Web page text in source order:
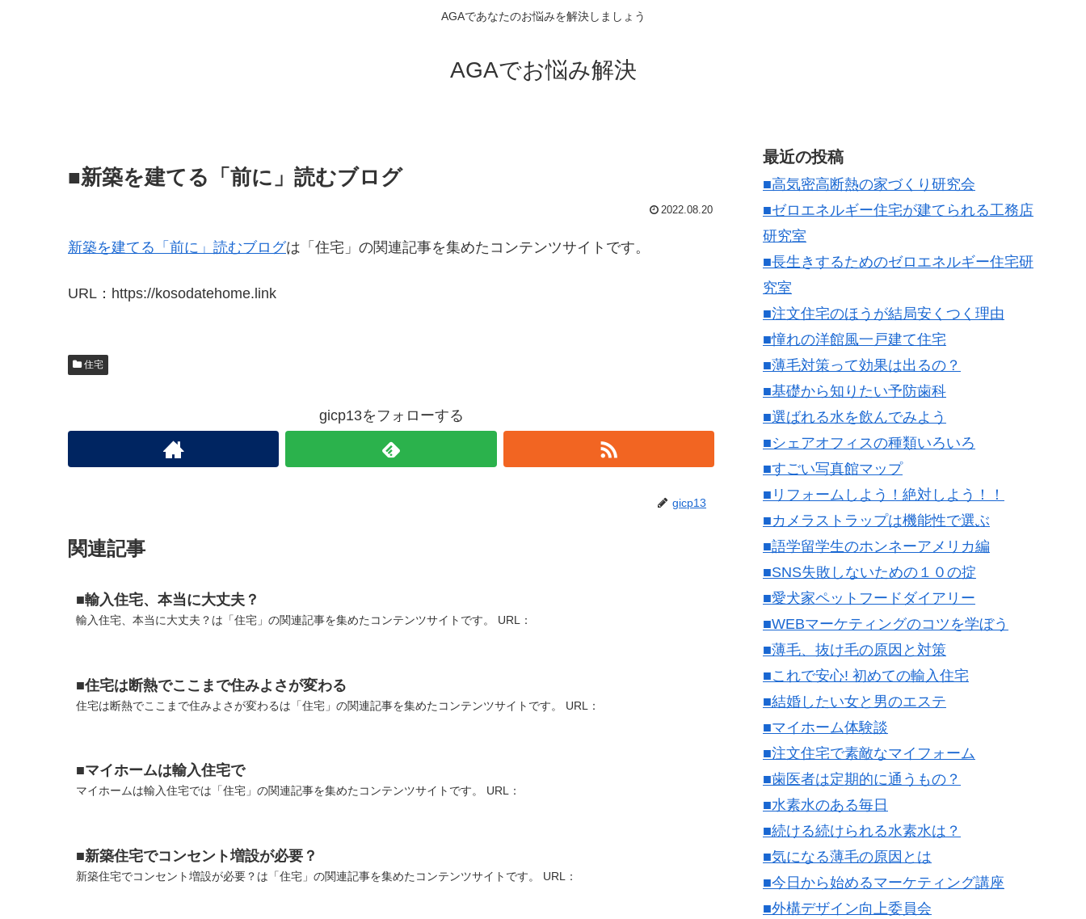
AGAであなたのお悩みを解決しましょう
AGAでお悩み解決
■新築を建てる「前に」読むブログ
2022.08.20
新築を建てる「前に」読むブログは「住宅」の関連記事を集めたコンテンツサイトです。
URL：https://kosodatehome.link
住宅
gicp13をフォローする
gicp13
関連記事
■輸入住宅、本当に大丈夫？
輸入住宅、本当に大丈夫？は「住宅」の関連記事を集めたコンテンツサイトです。 URL：
■住宅は断熱でここまで住みよさが変わる
住宅は断熱でここまで住みよさが変わるは「住宅」の関連記事を集めたコンテンツサイトです。 URL：
■マイホームは輸入住宅で
マイホームは輸入住宅では「住宅」の関連記事を集めたコンテンツサイトです。 URL：
■新築住宅でコンセント増設が必要？
新築住宅でコンセント増設が必要？は「住宅」の関連記事を集めたコンテンツサイトです。 URL：
最近の投稿
■高気密高断熱の家づくり研究会
■ゼロエネルギー住宅が建てられる工務店
研究室
■長生きするためのゼロエネルギー住宅研
究室
■注文住宅のほうが結局安くつく理由
■憧れの洋館風一戸建て住宅
■薄毛対策って効果は出るの？
■基礎から知りたい予防歯科
■選ばれる水を飲んでみよう
■シェアオフィスの種類いろいろ
■すごい写真館マップ
■リフォームしよう！絶対しよう！！
■カメラストラップは機能性で選ぶ
■語学留学生のホンネーアメリカ編
■SNS失敗しないための１０の掟
■愛犬家ペットフードダイアリー
■WEBマーケティングのコツを学ぼう
■薄毛、抜け毛の原因と対策
■これで安心! 初めての輸入住宅
■結婚したい女と男のエステ
■マイホーム体験談
■注文住宅で素敵なマイフォーム
■歯医者は定期的に通うもの？
■水素水のある毎日
■続ける続けられる水素水は？
■気になる薄毛の原因とは
■今日から始めるマーケティング講座
■外構デザイン向上委員会